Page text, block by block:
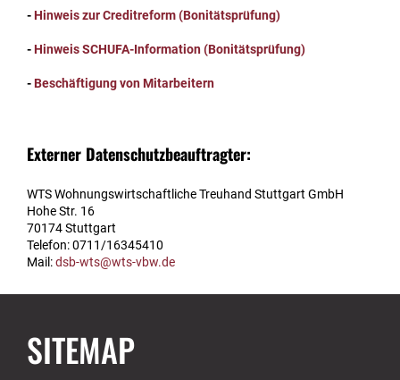
-Hinweis zur Creditreform (Bonitätsprüfung)
-Hinweis SCHUFA-Information (Bonitätsprüfung)
-Beschäftigung von Mitarbeitern
Externer Datenschutzbeauftragter:
WTS Wohnungswirtschaftliche Treuhand Stuttgart GmbH
Hohe Str. 16
70174 Stuttgart
Telefon: 0711/16345410
Mail:dsb-wts@wts-vbw.de
SITEMAP